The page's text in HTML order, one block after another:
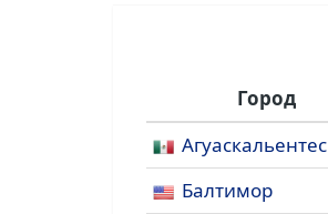
Город
Агуаскальентес
Балтимор